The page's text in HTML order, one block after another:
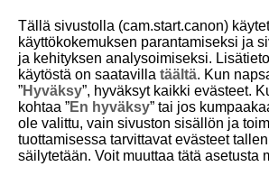
D146-136
Kuvien selaaminen
Luokitus+pikavalitsin 1:llä
Tällä sivustolla (cam.start.canon)
käyttökokemuksen parantamiseksi ja
ja kehityksen analysoimiseksi.
käytöstä on saatavilla täältä. Kun
”Hyväksy”, hyväksyt kaikki evästeet.
kohtaa ”En hyväksy” tai jos
ole valittu, vain sivuston sisällön ja
tuottamisessa tarvittavat evästeet
säilytetään. Voit muuttaa tätä asetusta